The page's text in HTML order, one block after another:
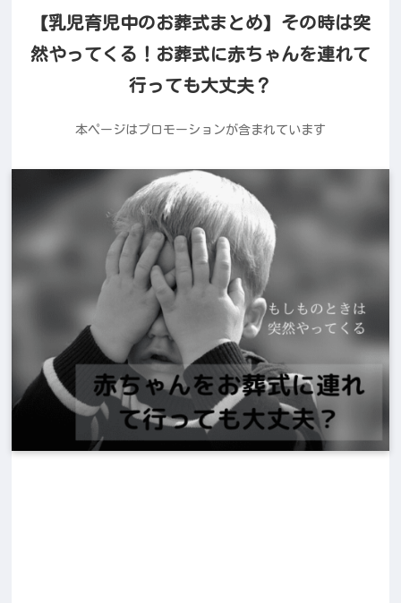
【乳児育児中のお葬式まとめ】その時は突
然やってくる！お葬式に赤ちゃんを連れて
行っても大丈夫？
本ページはプロモーションが含まれています